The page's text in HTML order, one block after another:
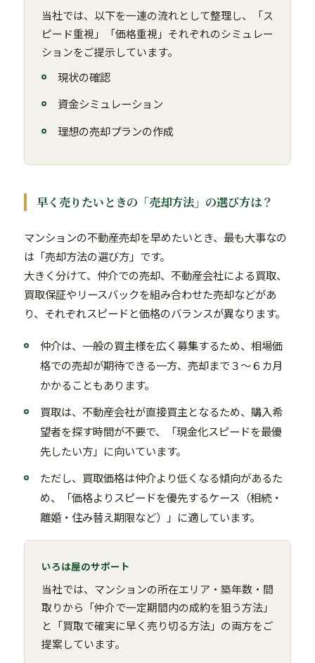
当社では、以下を一連の流れとして整理し、「ス
ピード重視」「価格重視」それぞれのシミュレー
ションをご提示しています。
現状の確認
資金シミュレーション
理想の売却プランの作成
早く売りたいときの「売却方法」の選び方は？
マンションの不動産売却を早めたいとき、最も大事なの
は「売却方法の選び方」です。
大きく分けて、仲介での売却、不動産会社による買取、
買取保証やリースバックを組み合わせた売却などがあ
り、それぞれスピードと価格のバランスが異なります。
仲介は、一般の買主様を広く募集するため、相場価
格での売却が期待できる一方、売却まで３〜６カ月
かかることもあります。
買取は、不動産会社が直接買主となるため、購入希
望者を探す時間が不要で、「現金化スピードを最優
先したい方」に向いています。
ただし、買取価格は仲介より低くなる傾向があるた
め、「価格よりスピードを優先するケース（相続・
離婚・住み替え期限など）」に適しています。
いろは屋のサポート
当社では、マンションの所在エリア・築年数・間
取りから「仲介で一定期間内の成約を狙う方法」
と「買取で確実に早く売り切る方法」の両方をご
提案しています。